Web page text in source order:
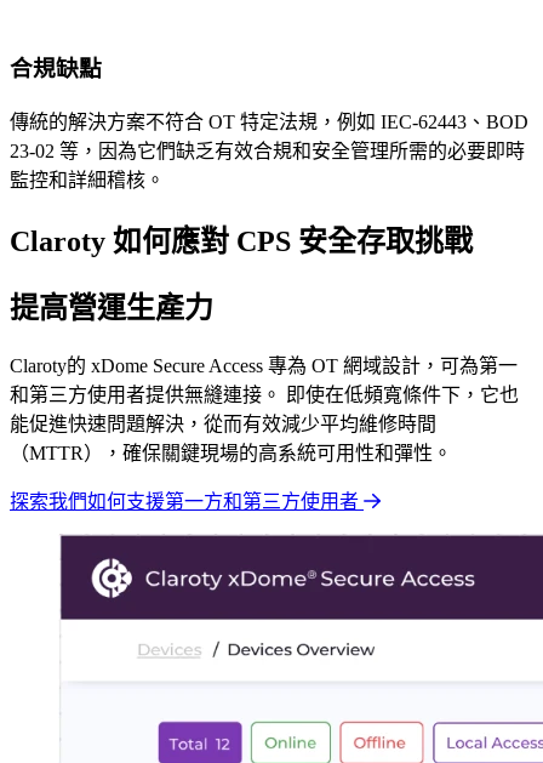
合規缺點
傳統的解決方案不符合 OT 特定法規，例如 IEC-62443、BOD
23-02 等，因為它們缺乏有效合規和安全管理所需的必要即時
監控和詳細稽核。
Claroty 如何應對 CPS 安全存取挑戰
提高營運生產力
Claroty的 xDome Secure Access 專為 OT 網域設計，可為第一
和第三方使用者提供無縫連接。 即使在低頻寬條件下，它也
能促進快速問題解決，從而有效減少平均維修時間
（MTTR），確保關鍵現場的高系統可用性和彈性。
探索我們如何支援第一方和第三方使用者